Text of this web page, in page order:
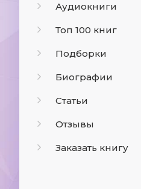
Аудиокниги
Топ 100 книг
Подборки
Биографии
Статьи
Отзывы
Заказать книгу